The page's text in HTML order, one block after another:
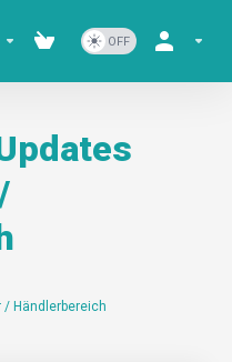
/ Händlerbereich